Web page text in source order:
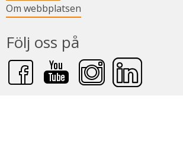
Om webbplatsen
Följ oss på